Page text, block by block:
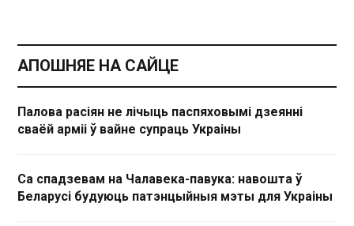
АПОШНЯЕ НА САЙЦЕ
Палова расіян не лічыць паспяховымі дзеянні
сваёй арміі ў вайне супраць Украіны
Са спадзевам на Чалавека-павука: навошта ў
Беларусі будуюць патэнцыйныя мэты для Украіны